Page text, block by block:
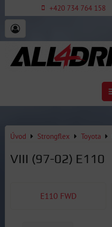
+420 734 764 158
Úvod Strongflex Toyota
VIII (97-02) E110
E110 FWD